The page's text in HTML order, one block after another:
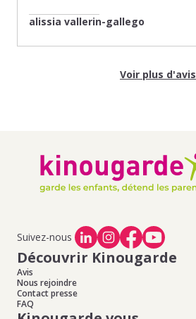
alissia vallerin-gallego
Voir plus d'avis
Suivez-nous
Découvrir Kinougarde
Avis
Nous rejoindre
Contact presse
FAQ